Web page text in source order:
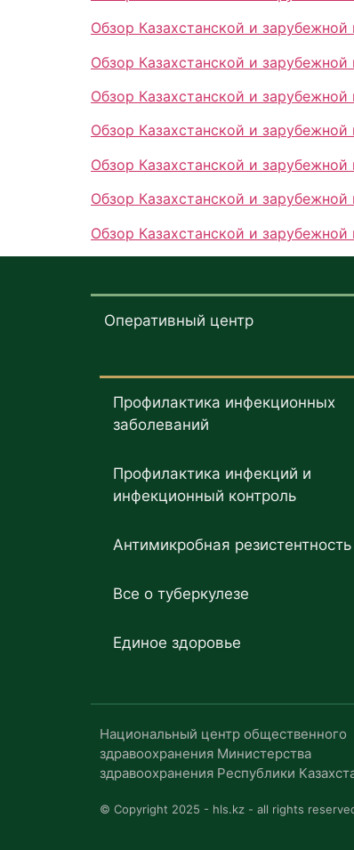
Обзор Казахстанской и зарубежной
Обзор Казахстанской и зарубежной
Обзор Казахстанской и зарубежной
Обзор Казахстанской и зарубежной
Обзор Казахстанской и зарубежной
Обзор Казахстанской и зарубежной
Обзор Казахстанской и зарубежной
Оперативный центр
Профилактика инфекционных
заболеваний
Профилактика инфекций и
инфекционный контроль
Антимикробная резистентность
Все о туберкулезе
Единое здоровье
Национальный центр общественного
здравоохранения Министерства
здравоохранения Республики
© Copyright 2025 - hls.kz - all rights